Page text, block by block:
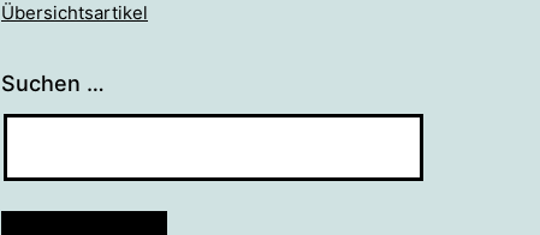
Übersichtsartikel
Suchen …